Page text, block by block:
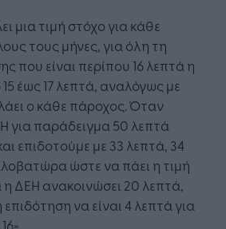
μια τιμή στόχο για κάθε
τους μήνες, για όλη τη
που είναι περίπου 16 λεπτά η
έως 17 λεπτά, αναλόγως με
ο κάθε πάροχος. Όταν
για παράδειγμα 50 λεπτά
επιδοτούμε με 33 λεπτά, 34
ώστε να πάει η τιμή
ΔΕΗ ανακοινώσει 20 λεπτά,
επιδότηση να είναι 4 λεπτά για